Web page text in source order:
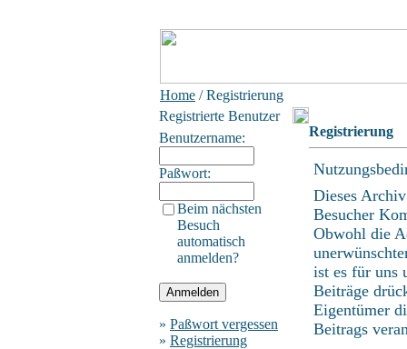
Home / Registrierung
Registrierte Benutzer
Benutzername:
Paßwort:
Beim nächsten
Besuch
automatisch
anmelden?
» Paßwort vergessen
» Registrierung
Registrierung
Dieses
Besucher
Obwohl die
ist es für uns
Beiträge
Eigentümer
Beitrags